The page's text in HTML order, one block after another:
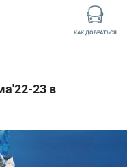
КАК ДОБРАТЬСЯ